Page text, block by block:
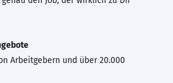
Arbeitgebern und über 20.000